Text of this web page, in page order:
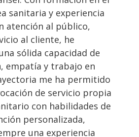
sanitaria y experiencia
atención al público,
al cliente, he
sólida capacidad de
empatía y trabajo en
me ha permitido
de servicio propia
con habilidades de
personalizada,
una experiencia